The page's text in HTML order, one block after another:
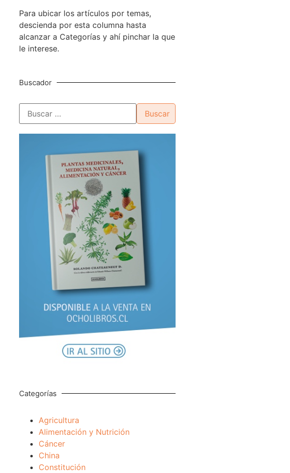
Para ubicar los artículos por temas,
descienda por esta columna hasta
alcanzar a Categorías y ahí pinchar la que
le interese.
Buscador
Categorías
Agricultura
Alimentación y Nutrición
Cáncer
China
Constitución